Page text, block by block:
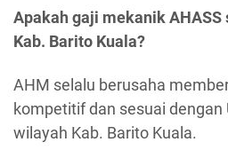
Apakah gaji mekanik AHASS
Kab. Barito Kuala?
AHM selalu berusaha
kompetitif dan sesuai dengan
wilayah Kab. Barito Kuala.